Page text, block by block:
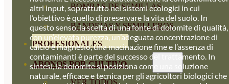
BOMBAS DE SEMILLAS
BANDEJAS Y SEMILLEROS
PROFESIONALES
ABONOS POR CULTIVO
VER TODOS
altri input, soprattutto nei sistemi ecologici in cui
l’obiettivo è quello di preservare la vita del suolo. In
questo senso, la scelta di una fonte di dolomite di qualità,
con un’elevata purezza, un’adeguata concentrazione di
calcio e magnesio, una macinazione fine e l’assenza di
contaminanti è parte del successo del trattamento. In
sintesi, la dolomite si posiziona come una soluzione
naturale, efficace e tecnica per gli agricoltori biologici che